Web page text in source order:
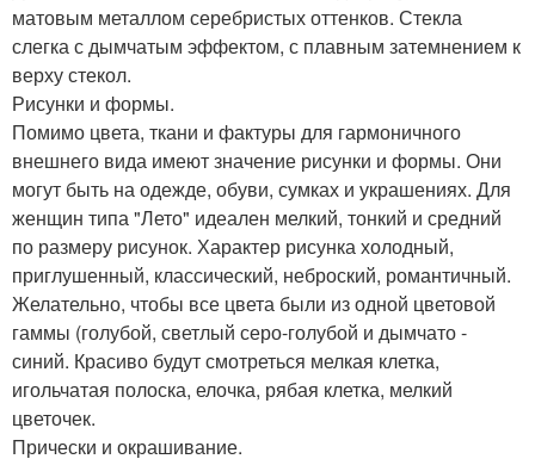
матовым металлом серебристых оттенков. Стекла
слегка с дымчатым эффектом, с плавным затемнением к
верху стекол.
Рисунки и формы.
Помимо цвета, ткани и фактуры для гармоничного
внешнего вида имеют значение рисунки и формы. Они
могут быть на одежде, обуви, сумках и украшениях. Для
женщин типа "Лето" идеален мелкий, тонкий и средний
по размеру рисунок. Характер рисунка холодный,
приглушенный, классический, неброский, романтичный.
Желательно, чтобы все цвета были из одной цветовой
гаммы (голубой, светлый серо-голубой и дымчато -
синий. Красиво будут смотреться мелкая клетка,
игольчатая полоска, елочка, рябая клетка, мелкий
цветочек.
Прически и окрашивание.